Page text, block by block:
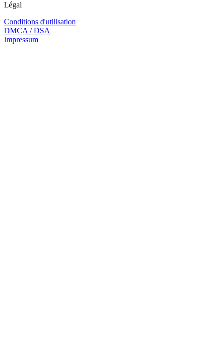
Légal
Conditions d'utilisation
DMCA / DSA
Impressum